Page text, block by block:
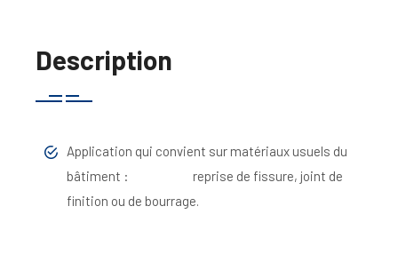
Description
Application qui convient sur matériaux usuels du
bâtiment : reprise de fissure, joint de
finition ou de bourrage.